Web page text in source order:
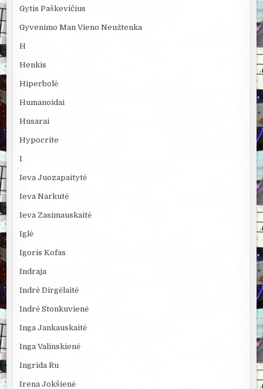
Gytis Paškevičius
Gyvenimo Man Vieno Neužtenka
H
Henkis
Hiperbolė
Humanoidai
Husarai
Hypocrite
I
Ieva Juozapaitytė
Ieva Narkutė
Ieva Zasimauskaitė
Iglė
Igoris Kofas
Indraja
Indrė Dirgėlaitė
Indrė Stonkuvienė
Inga Jankauskaitė
Inga Valinskienė
Ingrida Ru
Irena Jokšienė